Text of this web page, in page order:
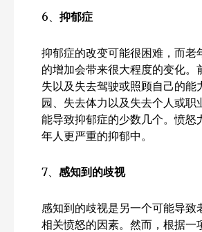
6、 抑郁症
抑郁症的改变可能很困难，而老
的增加会带来很大程度的变化。
失以及失去驾驶或照顾自己的能
园、失去体力以及失去个人或职
能导致抑郁症的少数几个。愤怒
年人更严重的抑郁中。
7、 感知到的歧视
感知到的歧视是另一个可能导致
相关愤怒的因素。然而，根据一